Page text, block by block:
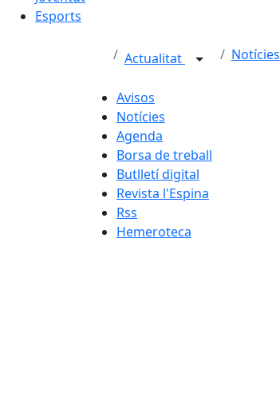
Esports
Actualitat Notícies
Avisos
Notícies
Agenda
Borsa de treball
Butlletí digital
Revista l'Espina
Rss
Hemeroteca